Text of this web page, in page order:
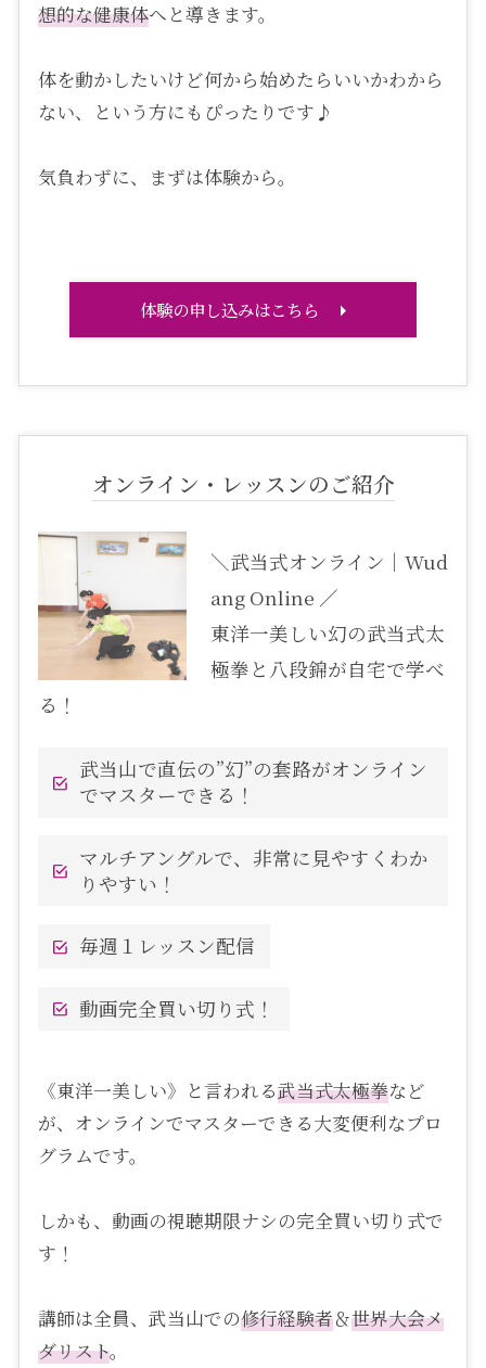
想的な健康体へと導きます。
体を動かしたいけど何から始めたらいいかわから
ない、という方にもぴったりです♪
気負わずに、まずは体験から。
体験の申し込みはこちら
オンライン・レッスンのご紹介
＼武当式オンライン｜Wud
ang Online ／
東洋一美しい幻の武当式太
極拳と八段錦が自宅で学べ
る！
武当山で直伝の”幻”の套路がオンライン
でマスターできる！
マルチアングルで、非常に見やすくわか
りやすい！
毎週１レッスン配信
動画完全買い切り式！
《東洋一美しい》と言われる武当式太極拳など
が、オンラインでマスターできる大変便利なプロ
グラムです。
しかも、動画の視聴期限ナシの完全買い切り式で
す！
講師は全員、武当山での修行経験者＆世界大会メ
ダリスト。